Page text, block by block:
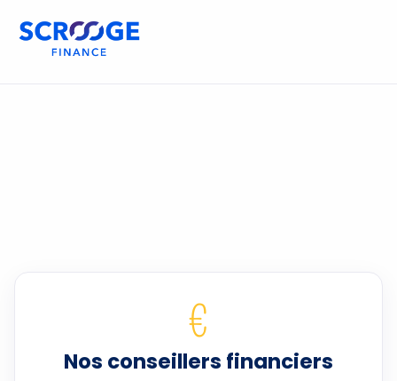
€
Nos conseillers financiers